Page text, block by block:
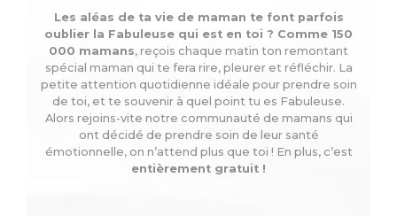
Les aléas de ta vie de maman te font parfois
oublier la Fabuleuse qui est en toi ? Comme 150
000 mamans, reçois chaque matin ton remontant
spécial maman qui te fera rire, pleurer et réfléchir. La
petite attention quotidienne idéale pour prendre soin
de toi, et te souvenir à quel point tu es Fabuleuse.
Alors rejoins-vite notre communauté de mamans qui
ont décidé de prendre soin de leur santé
émotionnelle, on n’attend plus que toi ! En plus, c’est
entièrement gratuit !